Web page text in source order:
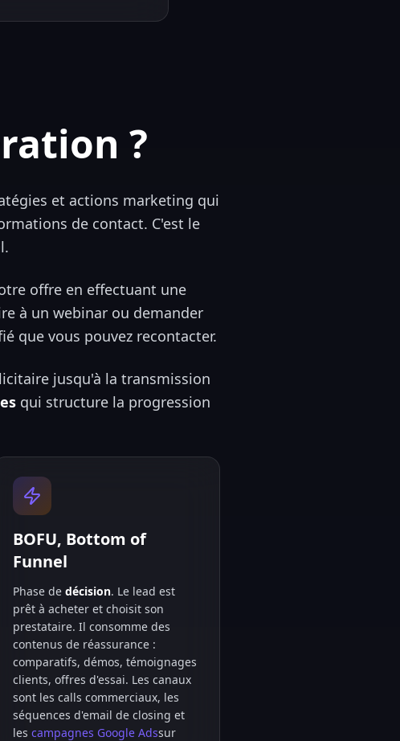
?
et actions marketing qui
de contact. C'est le
offre en effectuant une
à un webinar ou demander
que vous pouvez recontacter.
jusqu'à la transmission
qui structure la progression
BOFU, Bottom of
Funnel
Phase dedécision. Le lead est
prêt à acheter et choisit son
prestataire. Il consomme des
contenus de réassurance :
comparatifs, démos, témoignages
clients, offres d'essai. Les canaux
sont les calls commerciaux, les
séquences d'email de closing et
lescampagnes Google Adssur